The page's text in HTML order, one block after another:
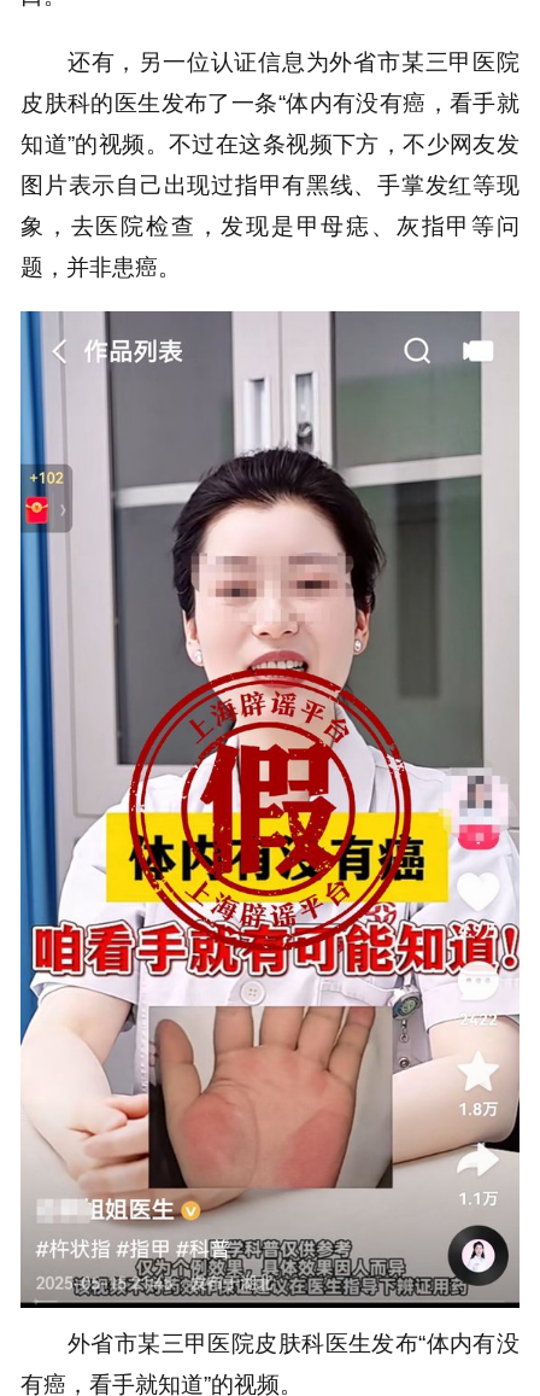
还有，另一位认证信息为外省市某三甲医院
皮肤科的医生发布了一条“体内有没有癌，看手就
知道”的视频。不过在这条视频下方，不少网友发
图片表示自己出现过指甲有黑线、手掌发红等现
象，去医院检查，发现是甲母痣、灰指甲等问
题，并非患癌。
外省市某三甲医院皮肤科医生发布“体内有没
有癌，看手就知道”的视频。